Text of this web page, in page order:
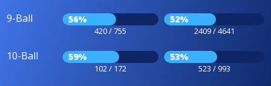
9-Ball 56%
420 / 755
52%
2409 / 4641
10-Ball 59%
102 / 172
53%
523 / 993